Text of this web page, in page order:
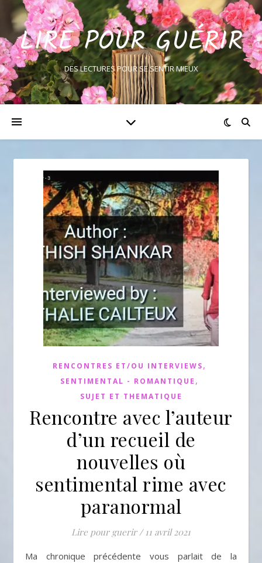
LIRE POUR GUÉRIR
DES LECTURES POUR SE SENTIR MIEUX
RENCONTRES ET/OU INTERVIEWS,
SENTIMENTAL - ROMANTIQUE ,
SUJET ET THEMATIQUE
Rencontre avec l’auteur
d’un recueil de
nouvelles où
sentimental rime avec
paranormal
Lire pour guerir / 11 avril 2021
Ma chronique précédente vous parlait de la